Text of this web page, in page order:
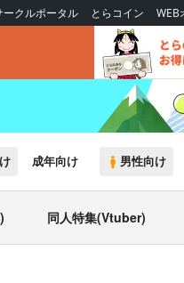
ークルポータル とらコイン WEB
成年向け 男性向け
同人特集(Vtuber)